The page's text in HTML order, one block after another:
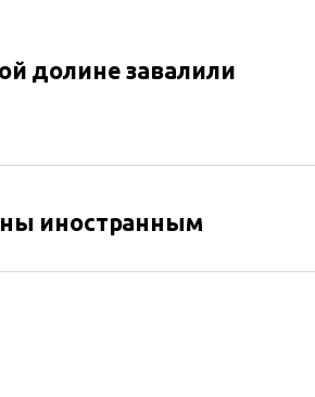
долине завалили
иностранным